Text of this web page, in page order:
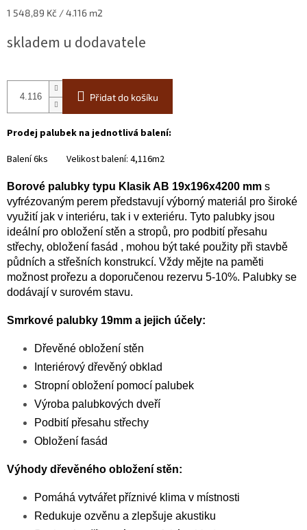
Měrná
1 548,89 Kč / 4.116 m2
skladem u dodavatele
Přidat do košíku
Prodej palubek na jednotlivá balení:
Balení 6ks Velikost balení: 4,116m2
Borové palubky typu Klasik AB 19x196x4200 mm s
vyfrézovaným perem představují výborný materiál pro široké
využití jak v interiéru, tak i v exteriéru. Tyto palubky jsou
ideální pro obložení stěn a stropů, pro podbití přesahu
střechy, obložení fasád , mohou být také použity při stavbě
půdních a střešních konstrukcí. Vždy mějte na paměti
možnost prořezu a doporučenou rezervu 5-10%. Palubky se
dodávají v surovém stavu.
Smrkové palubky 19mm a jejich účely:
Dřevěné obložení stěn
Interiérový dřevěný obklad
Stropní obložení pomocí palubek
Výroba palubkových dveří
Podbití přesahu střechy
Obložení fasád
Výhody dřevěného obložení stěn:
Pomáhá vytvářet příznivé klima v místnosti
Redukuje ozvěnu a zlepšuje akustiku